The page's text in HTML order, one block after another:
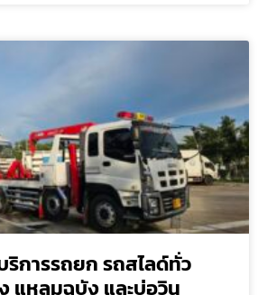
ริการรถยก รถสไลด์ทั่ว
แหลมฉบัง และบ่อวิน